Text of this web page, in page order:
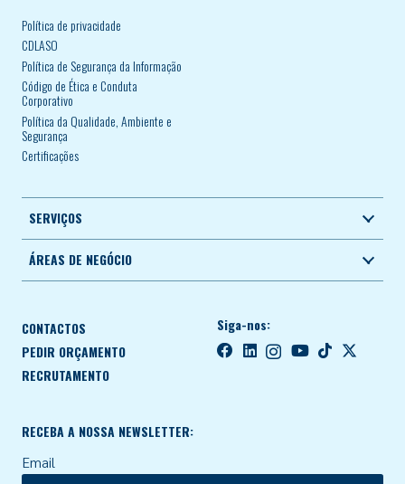
Política de privacidade
CDLASO
Política de Segurança da Informação
Código de Ética e Conduta
Corporativo
Política da Qualidade, Ambiente e
Segurança
Certificações
SERVIÇOS
ÁREAS DE NEGÓCIO
CONTACTOS
PEDIR ORÇAMENTO
RECRUTAMENTO
Siga-nos:
RECEBA A NOSSA NEWSLETTER:
Email